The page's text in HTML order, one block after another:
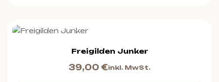
Freigilden Junker
39,00 €inkl. MwSt.